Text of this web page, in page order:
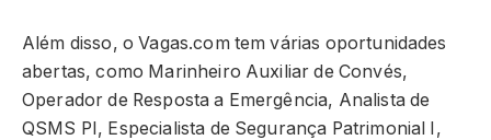
Além disso, o Vagas.com tem várias oportunidades
abertas, como Marinheiro Auxiliar de Convés,
Operador de Resposta a Emergência, Analista de
QSMS PI, Especialista de Segurança Patrimonial I,